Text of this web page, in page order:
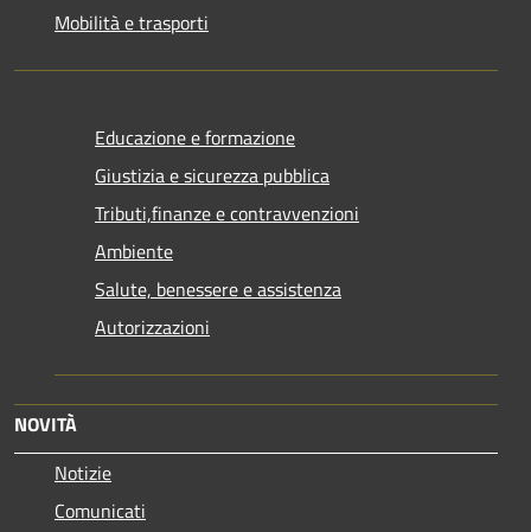
Mobilità e trasporti
Educazione e formazione
Giustizia e sicurezza pubblica
Tributi,finanze e contravvenzioni
Ambiente
Salute, benessere e assistenza
Autorizzazioni
NOVITÀ
Notizie
Comunicati